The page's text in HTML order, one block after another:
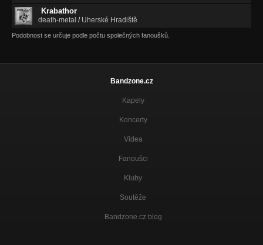
Krabathor
death-metal / Uherské Hradiště
Podobnost se určuje podle počtu společných fanoušků.
Bandzone.cz
Kapely
Koncerty
Videa
Fanoušci
Kluby
Soutěže
Bandzone.cz blog